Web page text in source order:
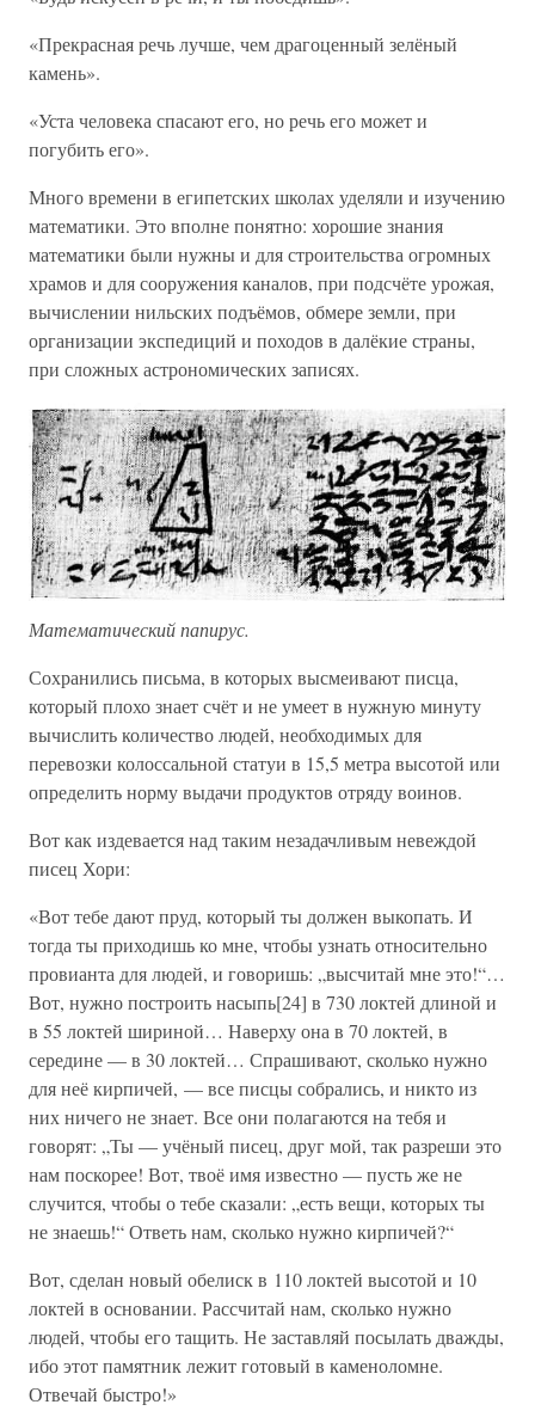
«Прекрасная речь лучше, чем драгоценный зелёный
камень».
«Уста человека спасают его, но речь его может и
погубить его».
Много времени в египетских школах уделяли и изучению
математики. Это вполне понятно: хорошие знания
математики были нужны и для строительства огромных
храмов и для сооружения каналов, при подсчёте урожая,
вычислении нильских подъёмов, обмере земли, при
организации экспедиций и походов в далёкие страны,
при сложных астрономических записях.
Математический папирус.
Сохранились письма, в которых высмеивают писца,
который плохо знает счёт и не умеет в нужную минуту
вычислить количество людей, необходимых для
перевозки колоссальной статуи в 15,5 метра высотой или
определить норму выдачи продуктов отряду воинов.
Вот как издевается над таким незадачливым невеждой
писец Хори:
«Вот тебе дают пруд, который ты должен выкопать. И
тогда ты приходишь ко мне, чтобы узнать относительно
провианта для людей, и говоришь: „высчитай мне это!“…
Вот, нужно построить насыпь[24] в 730 локтей длиной и
в 55 локтей шириной… Наверху она в 70 локтей, в
середине — в 30 локтей… Спрашивают, сколько нужно
для неё кирпичей, — все писцы собрались, и никто из
них ничего не знает. Все они полагаются на тебя и
говорят: „Ты — учёный писец, друг мой, так разреши это
нам поскорее! Вот, твоё имя известно — пусть же не
случится, чтобы о тебе сказали: „есть вещи, которых ты
не знаешь!“ Ответь нам, сколько нужно кирпичей?“
Вот, сделан новый обелиск в 110 локтей высотой и 10
локтей в основании. Рассчитай нам, сколько нужно
людей, чтобы его тащить. Не заставляй посылать дважды,
ибо этот памятник лежит готовый в каменоломне.
Отвечай быстро!»